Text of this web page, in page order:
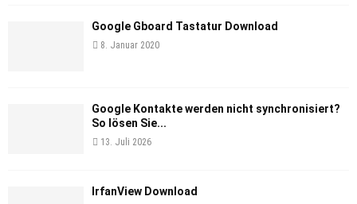
Google Gboard Tastatur Download
8. Januar 2020
Google Kontakte werden nicht synchronisiert?
So lösen Sie...
13. Juli 2026
IrfanView Download